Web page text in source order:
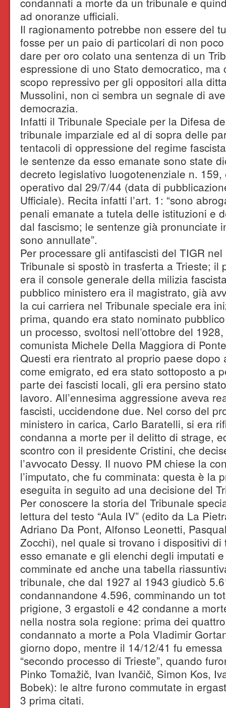
ad onoranze ufficiali.
Il ragionamento potrebbe non essere del
fosse per un paio di particolari di non
dare per oro colato una sentenza di un
espressione di uno Stato democratico, ma
scopo repressivo per gli oppositori alla
Mussolini, non ci sembra un segnale di
democrazia.
Infatti il Tribunale Speciale per la Difesa
tribunale imparziale ed al di sopra delle
tentacoli di oppressione del regime
le sentenze da esso emanate sono state
decreto legislativo luogotenenziale n.
operativo dal 29/7/44 (data di
Ufficiale). Recita infatti l’art. 1: “sono
penali emanate a tutela delle istituzioni e
dal fascismo; le sentenze già pronunciate
sono annullate”.
Per processare gli antifascisti del TIGR
Tribunale si spostò in trasferta a Trieste; il
era il console generale della milizia
pubblico ministero era il magistrato, già
la cui carriera nel Tribunale speciale era
prima, quando era stato nominato
un processo, svoltosi nell’ottobre del
comunista Michele Della Maggiora di
Questi era rientrato al proprio paese dopo
come emigrato, ed era stato sottoposto a
parte dei fascisti locali, gli era persino
lavoro. All’ennesima aggressione aveva
fascisti, uccidendone due. Nel corso del
ministero in carica, Carlo Baratelli, si era
condanna a morte per il delitto di strage,
scontro con il presidente Cristini, che
l’avvocato Dessy. Il nuovo PM chiese la
l’imputato, che fu comminata: questa è la
eseguita in seguito ad una decisione del
Per conoscere la storia del Tribunale
lettura del testo “Aula IV” (edito da La
Adriano Da Pont, Alfonso Leonetti,
Zocchi), nel quale si trovano i dispositivi
esso emanate e gli elenchi degli imputati
comminate ed anche una tabella
tribunale, che dal 1927 al 1943 giudicò
condannandone 4.596, comminando un
prigione, 3 ergastoli e 42 condanne a
nella nostra sola regione: prima dei
condannato a morte a Pola Vladimir
giorno dopo, mentre il 14/12/41 fu
“secondo processo di Trieste”, quando
Pinko Tomažič, Ivan Ivančič, Simon Kos,
Bobek): le altre furono commutate in
3 prima citati.